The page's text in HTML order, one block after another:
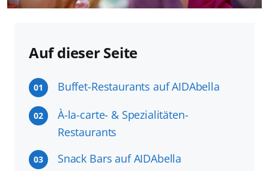
Auf dieser Seite
01 Buffet-Restaurants auf AIDAbella
02
À-la-carte- & Spezialitäten-
Restaurants
03 Snack Bars auf AIDAbella